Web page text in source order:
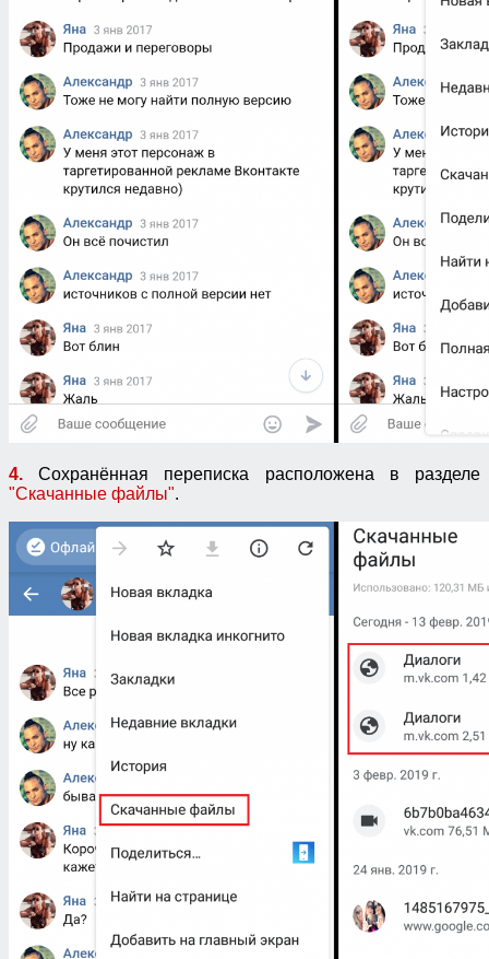
4. Сохранённая переписка расположена в разделе
"Скачанные файлы".